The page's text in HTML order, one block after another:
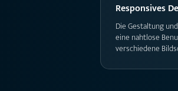
Responsives
Die Gestaltung
eine nahtlose
verschiedene